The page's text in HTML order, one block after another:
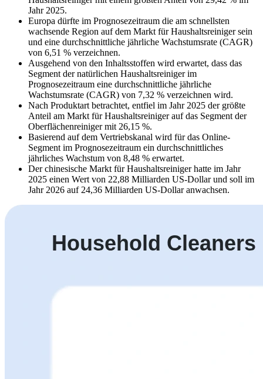
Jahr 2025.
Europa dürfte im Prognosezeitraum die am schnellsten
wachsende Region auf dem Markt für Haushaltsreiniger sein
und eine durchschnittliche jährliche Wachstumsrate (CAGR)
von 6,51 % verzeichnen.
Ausgehend von den Inhaltsstoffen wird erwartet, dass das
Segment der natürlichen Haushaltsreiniger im
Prognosezeitraum eine durchschnittliche jährliche
Wachstumsrate (CAGR) von 7,32 % verzeichnen wird.
Nach Produktart betrachtet, entfiel im Jahr 2025 der größte
Anteil am Markt für Haushaltsreiniger auf das Segment der
Oberflächenreiniger mit 26,15 %.
Basierend auf dem Vertriebskanal wird für das Online-
Segment im Prognosezeitraum ein durchschnittliches
jährliches Wachstum von 8,48 % erwartet.
Der chinesische Markt für Haushaltsreiniger hatte im Jahr
2025 einen Wert von 22,88 Milliarden US-Dollar und soll im
Jahr 2026 auf 24,36 Milliarden US-Dollar anwachsen.